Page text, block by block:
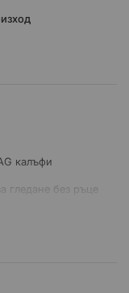
калъфи
гледане без ръце